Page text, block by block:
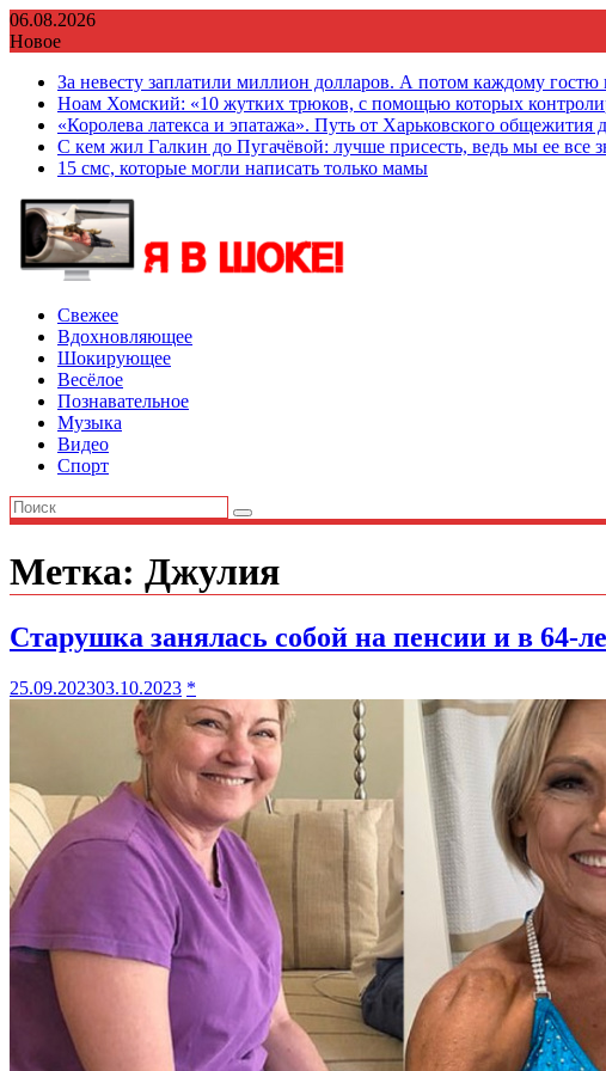
Перейти
к
06.08.2026
Новое
За невесту заплатили миллион долларов. А потом каждому
Ноам Хомский: «10 жутких трюков, с помощью которых
«Королева латекса и эпатажа». Путь от Харьковского
С кем жил Галкин до Пугачёвой: лучше присесть, ведь мы ее все
15 смс, которые могли написать только мамы
Свежее
Вдохновляющее
Шокирующее
Весёлое
Познавательное
Музыка
Видео
Спорт
Метка: Джулия
Старушка занялась собой на пенсии и в 64-
25.09.202303.10.2023 *